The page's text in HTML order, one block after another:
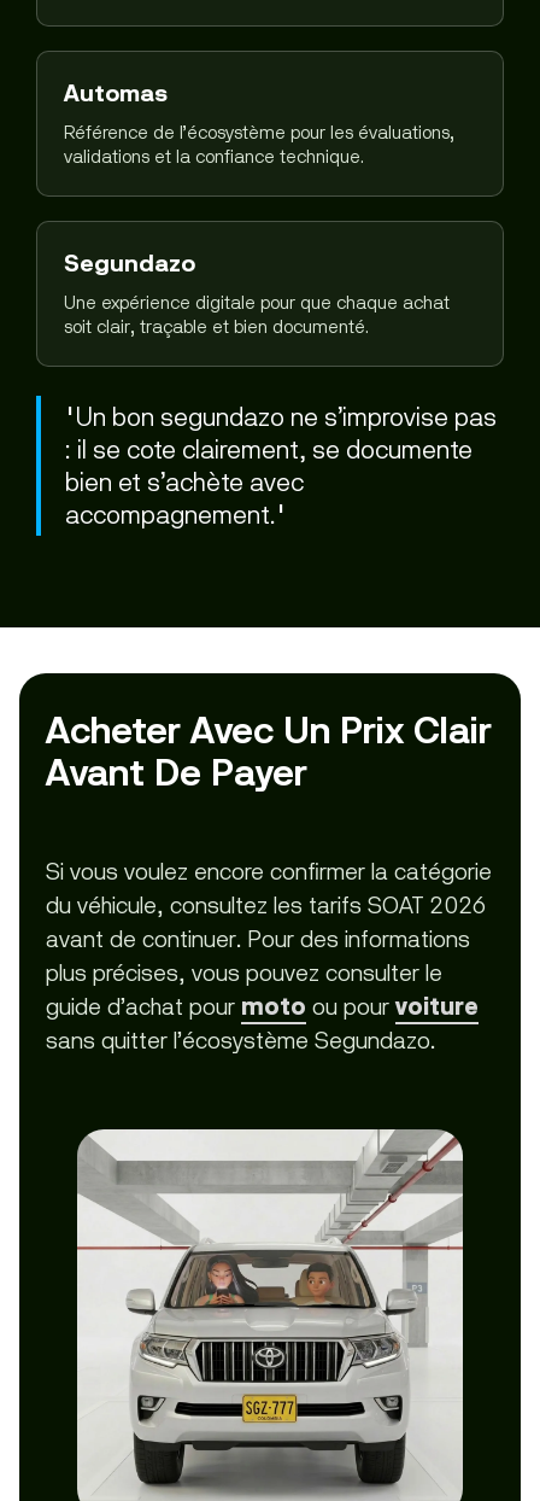
Automas
Référence de l’écosystème pour les évaluations,
validations et la confiance technique.
Segundazo
Une expérience digitale pour que chaque achat
soit clair, traçable et bien documenté.
"Un bon segundazo ne s’improvise pas
: il se cote clairement, se documente
bien et s’achète avec
accompagnement."
Acheter Avec Un Prix Clair
Avant De Payer
Si vous voulez encore confirmer la catégorie
du véhicule, consultez les tarifs SOAT 2026
avant de continuer. Pour des informations
plus précises, vous pouvez consulter le
guide d’achat pour moto ou pourvoiture
sans quitter l’écosystème Segundazo.